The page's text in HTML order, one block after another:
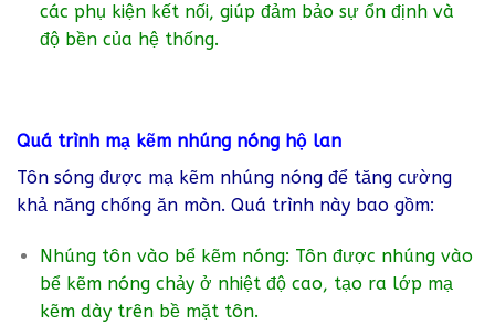
các phụ kiện kết nối, giúp đảm bảo sự ổn định và
độ bền của hệ thống.
Quá trình mạ kẽm nhúng nóng hộ lan
Tôn sóng được mạ kẽm nhúng nóng để tăng cường
khả năng chống ăn mòn. Quá trình này bao gồm:
Nhúng tôn vào bể kẽm nóng: Tôn được nhúng vào
bể kẽm nóng chảy ở nhiệt độ cao, tạo ra lớp mạ
kẽm dày trên bề mặt tôn.